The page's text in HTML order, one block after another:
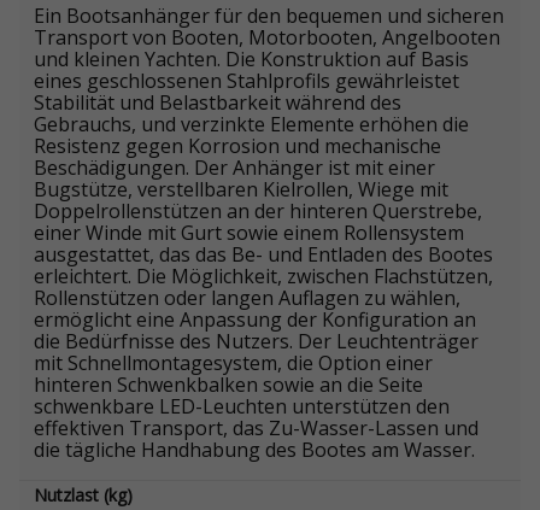
Ein Bootsanhänger für den bequemen und sicheren
Transport von Booten, Motorbooten, Angelbooten
und kleinen Yachten. Die Konstruktion auf Basis
eines geschlossenen Stahlprofils gewährleistet
Stabilität und Belastbarkeit während des
Gebrauchs, und verzinkte Elemente erhöhen die
Resistenz gegen Korrosion und mechanische
Beschädigungen. Der Anhänger ist mit einer
Bugstütze, verstellbaren Kielrollen, Wiege mit
Doppelrollenstützen an der hinteren Querstrebe,
einer Winde mit Gurt sowie einem Rollensystem
ausgestattet, das das Be- und Entladen des Bootes
erleichtert. Die Möglichkeit, zwischen Flachstützen,
Rollenstützen oder langen Auflagen zu wählen,
ermöglicht eine Anpassung der Konfiguration an
die Bedürfnisse des Nutzers. Der Leuchtenträger
mit Schnellmontagesystem, die Option einer
hinteren Schwenkbalken sowie an die Seite
schwenkbare LED-Leuchten unterstützen den
effektiven Transport, das Zu-Wasser-Lassen und
die tägliche Handhabung des Bootes am Wasser.
Nutzlast (kg)